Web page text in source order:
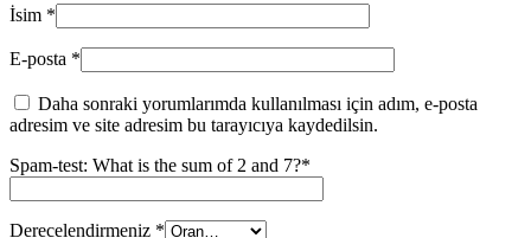
İsim *
E-posta *
Daha sonraki yorumlarımda kullanılması için adım, e-posta
adresim ve site adresim bu tarayıcıya kaydedilsin.
Spam-test: What is the sum of 2 and 7?*
Derecelendirmeniz *